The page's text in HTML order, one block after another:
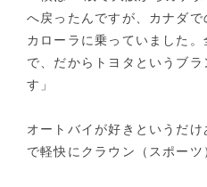
へ戻ったんですが、カナダ
カローラに乗っていました
で、だからトヨタというブ
す」
オートバイが好きというだ
で軽快にクラウン（スポーツ